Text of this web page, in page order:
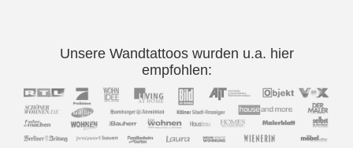
Unsere Wandtattoos wurden u.a. hier
empfohlen: